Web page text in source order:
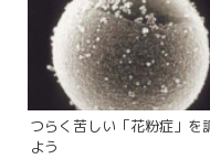
つらく苦しい「花粉症」を
よう